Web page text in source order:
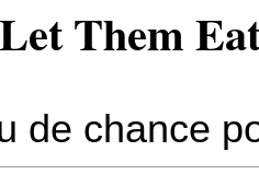
Them
de chance